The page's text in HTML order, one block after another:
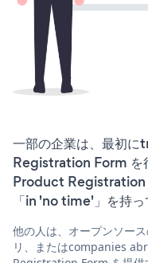
一部の企業は、最初
Registration Form
Product Registration
「in 'no time'」を持っ
他の人は、オープンソー
リ、またはcompanies